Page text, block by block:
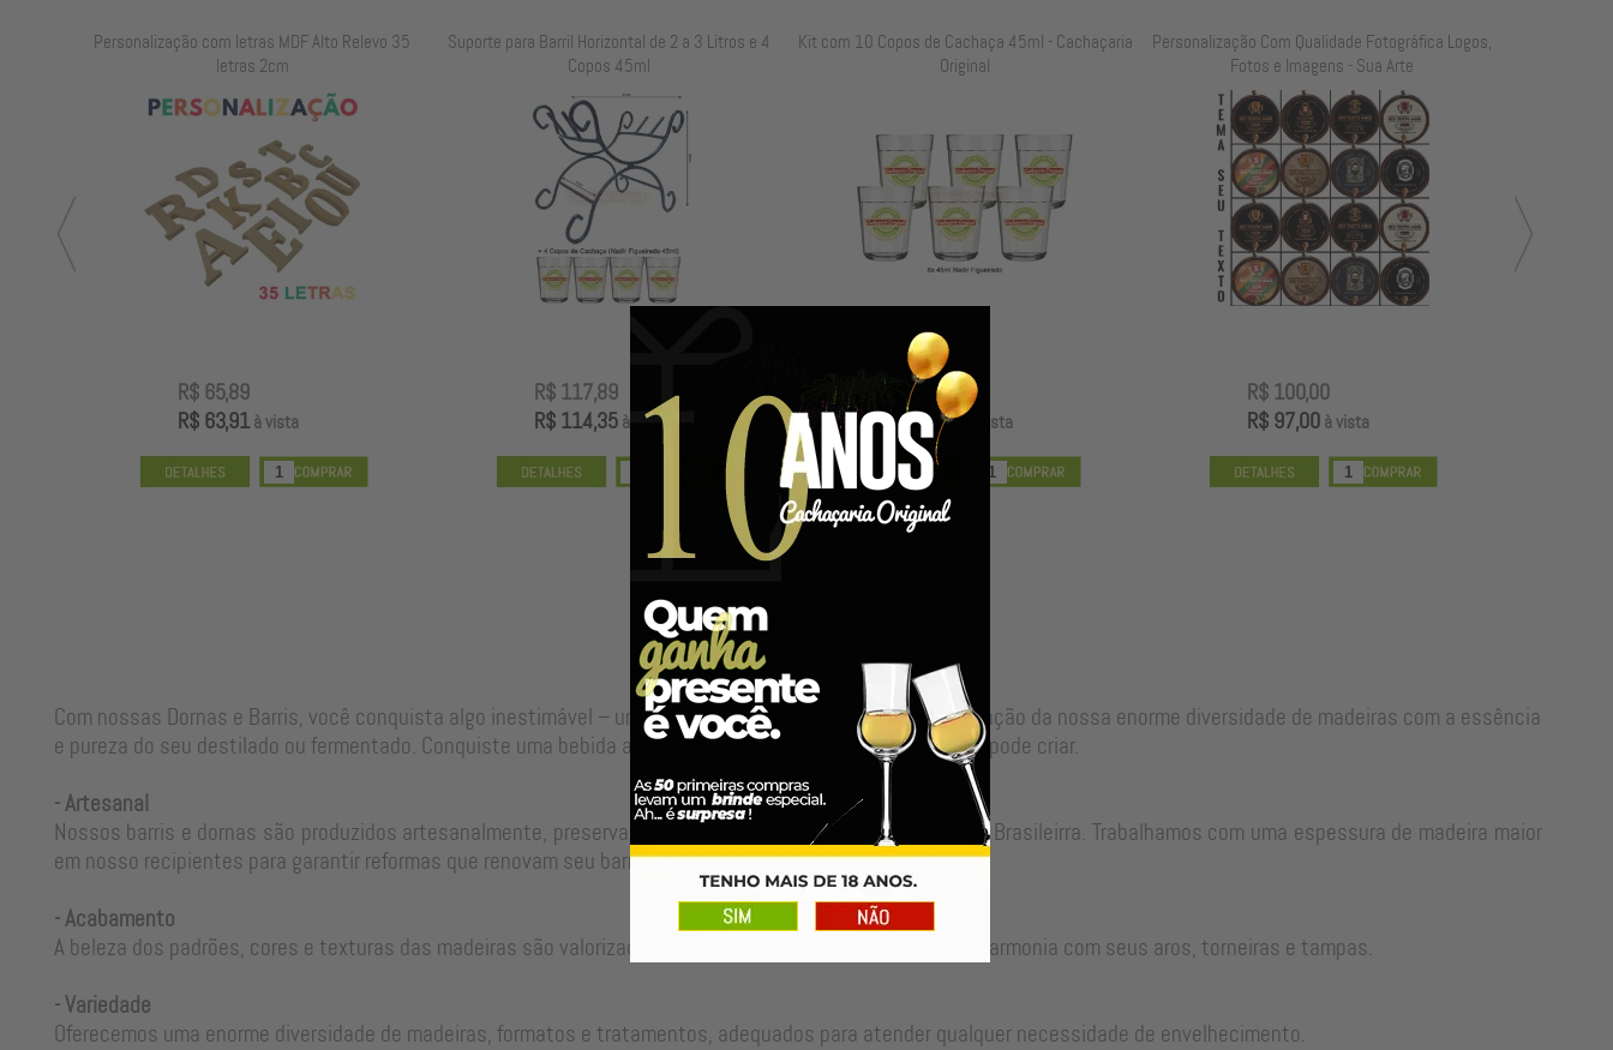
Personalização com letras MDF Alto Relevo 35
letras 2cm
R$ 65,89
R$ 63,91à vista
Suporte para Barril Horizontal de 2 a 3 Litros e 4
Copos 45ml
R$ 117,89
R$ 114,35à vista
Kit com 10 Copos de Cachaça 45ml - Cachaçaria
Original
R$ 99,00
R$ 96,03à vista
Personalização Com Qualidade Fotográfica Logos,
Fotos e Imagens - Sua Arte
R$ 100,00
R$ 97,00à vista
Nossos Barris & Dornas
Com nossas Dornas e Barris, você conquista algo inestimável – uma alma para sua bebida, resultado da junção da nossa enorme diversidade de madeiras com a essência
e pureza do seu destilado ou fermentado. Conquiste uma bebida autêntica, valor que só o envelhecimento pode criar.
- Artesanal
Nossos barris e dornas são produzidos artesanalmente, preservando as técnicas tradicionais da Tanoaria Brasileirra. Trabalhamos com uma espessura de madeira maior
em nosso recipientes para garantir reformas que renovam seu barril para um longo período de uso.
- Acabamento
A beleza dos padrões, cores e texturas das madeiras são valorizadas no ajuste perfeito de cada peça em harmonia com seus aros, torneiras e tampas.
- Variedade
Oferecemos uma enorme diversidade de madeiras, formatos e tratamentos, adequados para atender qualquer necessidade de envelhecimento.